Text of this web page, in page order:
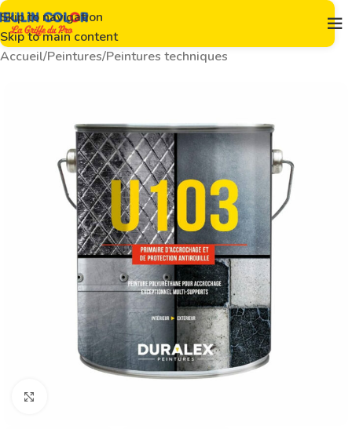
Skip to navigation
Skip to main content
Accueil/Peintures/Peintures techniques